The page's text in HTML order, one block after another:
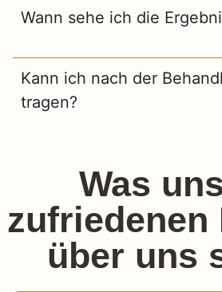
Wann sehe ich die
Kann ich nach der
tragen?
Was
zufriedenen
über uns